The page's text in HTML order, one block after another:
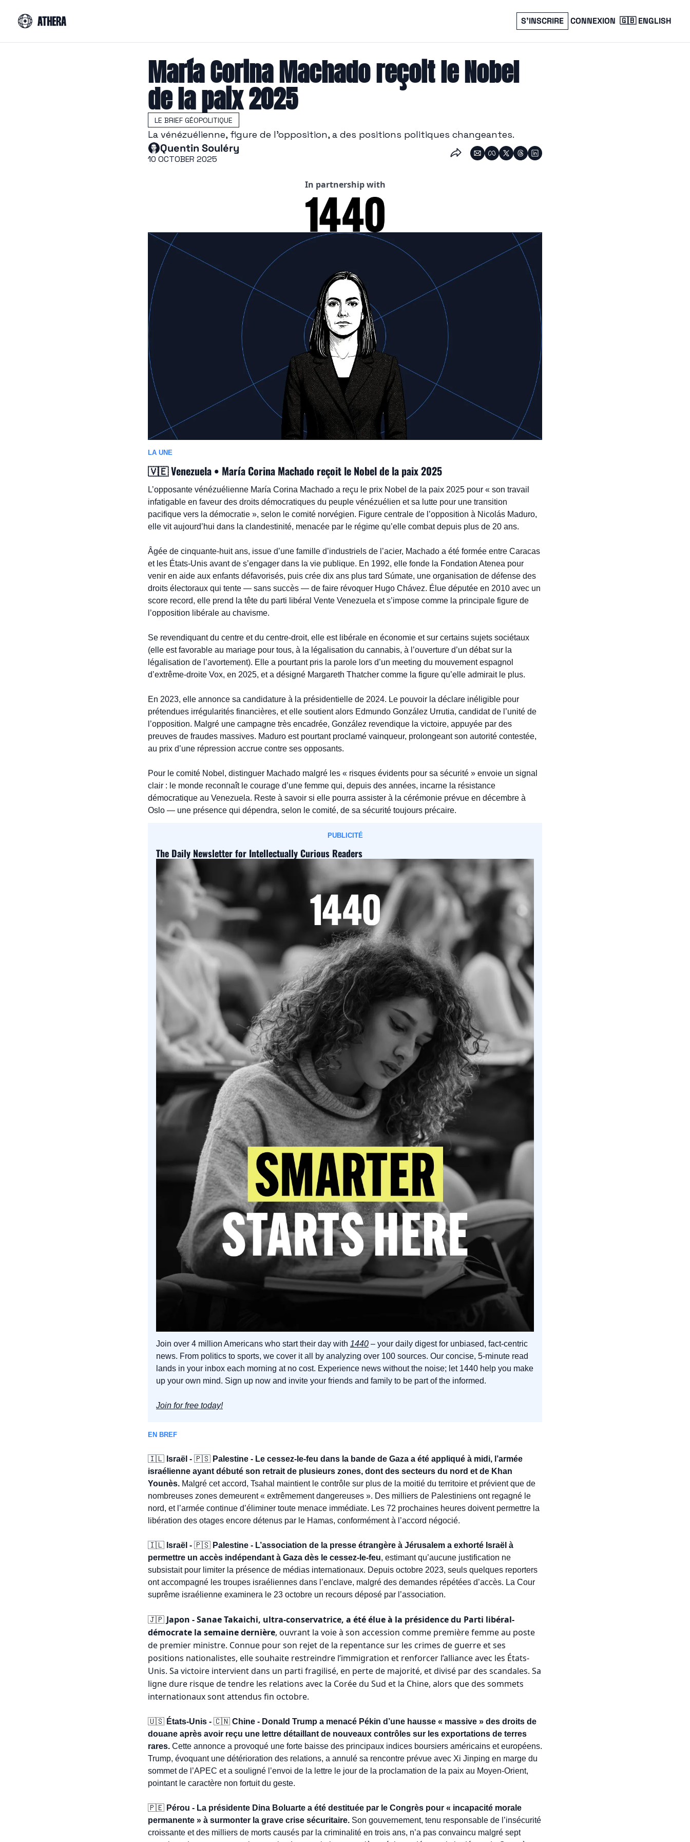
S’INSCRIRE CONNEXION 🇬🇧 ENGLISH
María Corina Machado reçoit le Nobel
de la paix 2025
LE BRIEF GÉOPOLITIQUE
La vénézuélienne, figure de l'opposition, a des positions politiques changeantes.
Quentin Souléry
10 OCTOBER 2025
In partnership with
LA UNE
🇻🇪 Venezuela • María Corina Machado reçoit le Nobel de la paix 2025
L’opposante vénézuélienne María Corina Machado a reçu le prix Nobel de la paix 2025 pour « son travail
infatigable en faveur des droits démocratiques du peuple vénézuélien et sa lutte pour une transition
pacifique vers la démocratie », selon le comité norvégien. Figure centrale de l’opposition à Nicolás Maduro,
elle vit aujourd’hui dans la clandestinité, menacée par le régime qu’elle combat depuis plus de 20 ans.
Âgée de cinquante-huit ans, issue d’une famille d’industriels de l’acier, Machado a été formée entre Caracas
et les États-Unis avant de s’engager dans la vie publique. En 1992, elle fonde la Fondation Atenea pour
venir en aide aux enfants défavorisés, puis crée dix ans plus tard Súmate, une organisation de défense des
droits électoraux qui tente — sans succès — de faire révoquer Hugo Chávez. Élue députée en 2010 avec un
score record, elle prend la tête du parti libéral Vente Venezuela et s’impose comme la principale figure de
l’opposition libérale au chavisme.
Se revendiquant du centre et du centre-droit, elle est libérale en économie et sur certains sujets sociétaux
(elle est favorable au mariage pour tous, à la légalisation du cannabis, à l’ouverture d’un débat sur la
légalisation de l’avortement). Elle a pourtant pris la parole lors d’un meeting du mouvement espagnol
d’extrême-droite Vox, en 2025, et a désigné Margareth Thatcher comme la figure qu’elle admirait le plus.
En 2023, elle annonce sa candidature à la présidentielle de 2024. Le pouvoir la déclare inéligible pour
prétendues irrégularités financières, et elle soutient alors Edmundo González Urrutia, candidat de l’unité de
l’opposition. Malgré une campagne très encadrée, González revendique la victoire, appuyée par des
preuves de fraudes massives. Maduro est pourtant proclamé vainqueur, prolongeant son autorité contestée,
au prix d’une répression accrue contre ses opposants.
Pour le comité Nobel, distinguer Machado malgré les « risques évidents pour sa sécurité » envoie un signal
clair : le monde reconnaît le courage d’une femme qui, depuis des années, incarne la résistance
démocratique au Venezuela. Reste à savoir si elle pourra assister à la cérémonie prévue en décembre à
Oslo — une présence qui dépendra, selon le comité, de sa sécurité toujours précaire.
PUBLICITÉ
The Daily Newsletter for Intellectually Curious Readers
Join over 4 million Americans who start their day with 1440 – your daily digest for unbiased, fact-centric
news. From politics to sports, we cover it all by analyzing over 100 sources. Our concise, 5-minute read
lands in your inbox each morning at no cost. Experience news without the noise; let 1440 help you make
up your own mind. Sign up now and invite your friends and family to be part of the informed.
Join for free today!
EN BREF
🇮🇱 Israël - 🇵🇸 Palestine - Le cessez-le-feu dans la bande de Gaza a été appliqué à midi, l’armée
israélienne ayant débuté son retrait de plusieurs zones, dont des secteurs du nord et de Khan
Younès. Malgré cet accord, Tsahal maintient le contrôle sur plus de la moitié du territoire et prévient que de
nombreuses zones demeurent « extrêmement dangereuses ». Des milliers de Palestiniens ont regagné le
nord, et l’armée continue d’éliminer toute menace immédiate. Les 72 prochaines heures doivent permettre la
libération des otages encore détenus par le Hamas, conformément à l’accord négocié.
🇮🇱 Israël - 🇵🇸 Palestine - L’association de la presse étrangère à Jérusalem a exhorté Israël à
permettre un accès indépendant à Gaza dès le cessez-le-feu, estimant qu’aucune justification ne
subsistait pour limiter la présence de médias internationaux. Depuis octobre 2023, seuls quelques reporters
ont accompagné les troupes israéliennes dans l’enclave, malgré des demandes répétées d’accès. La Cour
suprême israélienne examinera le 23 octobre un recours déposé par l’association.
🇯🇵 Japon - Sanae Takaichi, ultra-conservatrice, a été élue à la présidence du Parti libéral-
démocrate la semaine dernière, ouvrant la voie à son accession comme première femme au poste
de premier ministre. Connue pour son rejet de la repentance sur les crimes de guerre et ses
positions nationalistes, elle souhaite restreindre l’immigration et renforcer l’alliance avec les États-
Unis. Sa victoire intervient dans un parti fragilisé, en perte de majorité, et divisé par des scandales. Sa
ligne dure risque de tendre les relations avec la Corée du Sud et la Chine, alors que des sommets
internationaux sont attendus fin octobre.
🇺🇸 États-Unis - 🇨🇳 Chine - Donald Trump a menacé Pékin d’une hausse « massive » des droits de
douane après avoir reçu une lettre détaillant de nouveaux contrôles sur les exportations de terres
rares. Cette annonce a provoqué une forte baisse des principaux indices boursiers américains et européens.
Trump, évoquant une détérioration des relations, a annulé sa rencontre prévue avec Xi Jinping en marge du
sommet de l’APEC et a souligné l’envoi de la lettre le jour de la proclamation de la paix au Moyen-Orient,
pointant le caractère non fortuit du geste.
🇵🇪 Pérou - La présidente Dina Boluarte a été destituée par le Congrès pour « incapacité morale
permanente » à surmonter la grave crise sécuritaire. Son gouvernement, tenu responsable de l’insécurité
croissante et des milliers de morts causés par la criminalité en trois ans, n’a pas convaincu malgré sept